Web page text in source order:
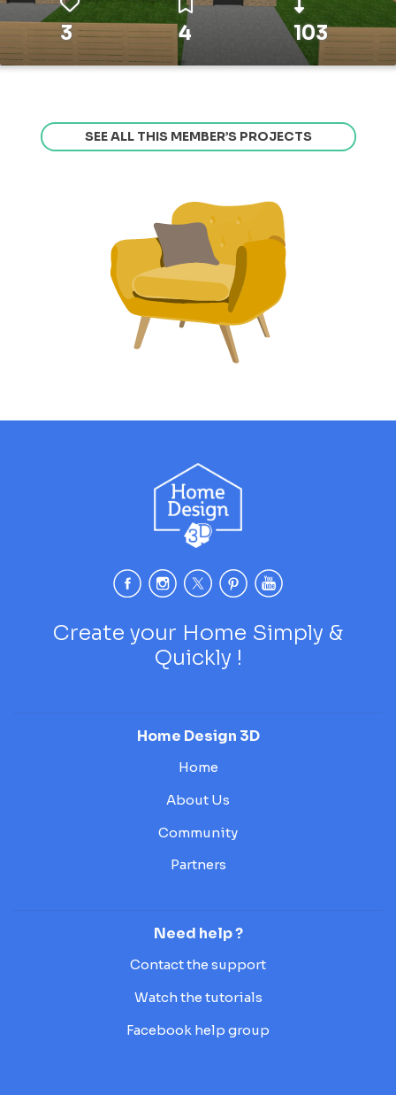
3 4 103
SEE ALL THIS MEMBER’S PROJECTS
Create your Home Simply &
Quickly !
Home Design 3D
Home
About Us
Community
Partners
Need help ?
Contact the support
Watch the tutorials
Facebook help group